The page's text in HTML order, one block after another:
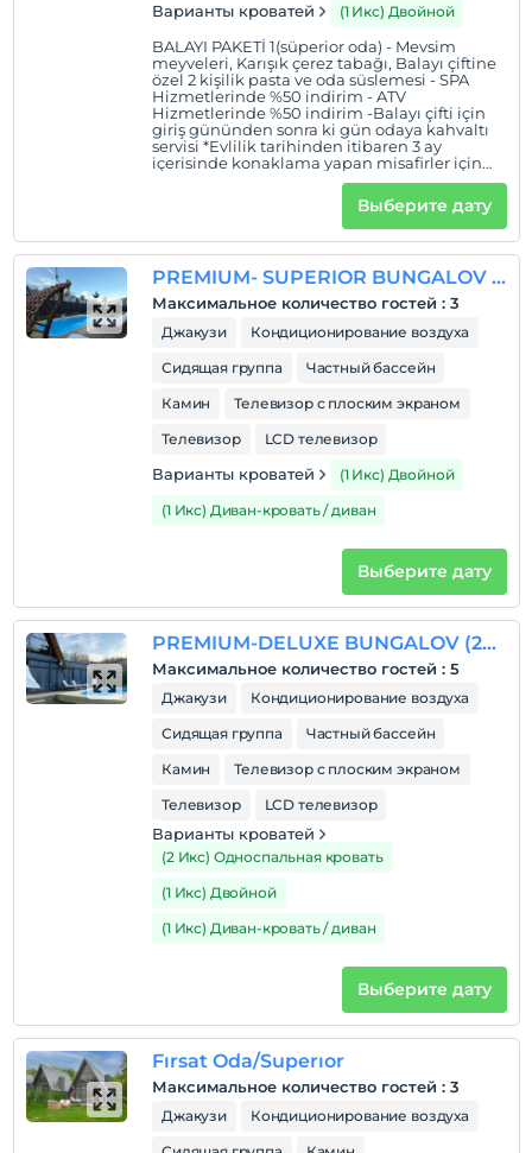
Варианты кроватей (1 Икс) Двойной
BALAYI PAKETİ 1(süperior oda) - Mevsim
meyveleri, Karışık çerez tabağı, Balayı çiftine
özel 2 kişilik pasta ve oda süslemesi - SPA
Hizmetlerinde %50 indirim - ATV
Hizmetlerinde %50 indirim -Balayı çifti için
giriş gününden sonra ki gün odaya kahvaltı
servisi *Evlilik tarihinden itibaren 3 ay
içerisinde konaklama yapan misafirler için
geçerlidir. * Bu konseptten faydalanmak
isteyen misafirler evlilik cüzdanlarını check in
esnasında resepsiyona ibraz etmelidir.
Выберите дату
PREMIUM- SUPERIOR BUNGALOV (1+1 / korunaklı bahçe içinde ısıtmalı özel havuz ve oda içinde jakuzi)
Максимальное количество гостей : 3
Джакузи
Кондиционирование воздуха
Сидящая группа
Частный бассейн
Камин
Телевизор с плоским экраном
Телевизор
LCD телевизор
Варианты кроватей
(1 Икс) Двойной
(1 Икс) Диван-кровать / диван
Выберите дату
PREMIUM-DELUXE BUNGALOV (2+1 / korunaklı bahçe içinde ısıtmalı özel havuz ve oda içinde jakuzi)
Максимальное количество гостей : 5
Джакузи
Кондиционирование воздуха
Сидящая группа
Частный бассейн
Камин
Телевизор с плоским экраном
Телевизор
LCD телевизор
Варианты кроватей
(2 Икс) Односпальная кровать
(1 Икс) Двойной
(1 Икс) Диван-кровать / диван
Выберите дату
Fırsat Oda/Superıor
Максимальное количество гостей : 3
Джакузи
Кондиционирование воздуха